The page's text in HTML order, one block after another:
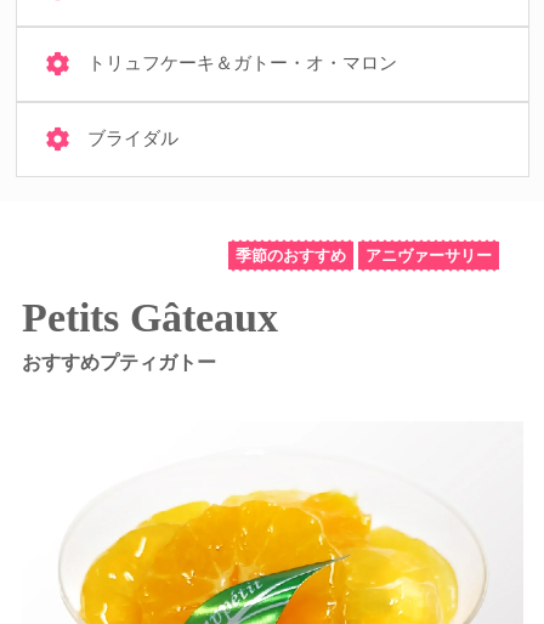
トリュフケーキ＆ガトー・オ・マロン
ブライダル
季節のおすすめ アニヴァーサリー
Petits Gâteaux
おすすめプティガトー